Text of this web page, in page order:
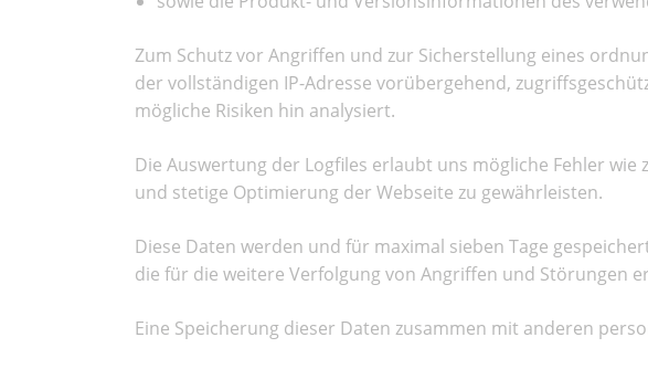
Zum Schutz vor Angriffen und zur Sicherstellung eines
der vollständigen IP-Adresse vorübergehend,
mögliche Risiken hin analysiert.
Die Auswertung der Logfiles erlaubt uns mögliche Fehler
und stetige Optimierung der Webseite zu gewährleisten.
Diese Daten werden und für maximal sieben Tage
die für die weitere Verfolgung von Angriffen und Störungen
Eine Speicherung dieser Daten zusammen mit anderen